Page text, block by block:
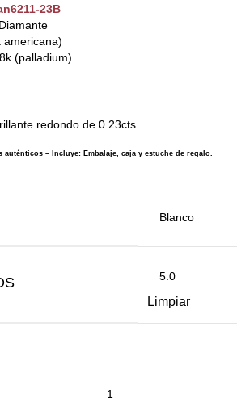
23B
americana)
(palladium)
redondo de 0.23cts
auténticos – Incluye: Embalaje, caja y estuche de regalo.
Limpiar